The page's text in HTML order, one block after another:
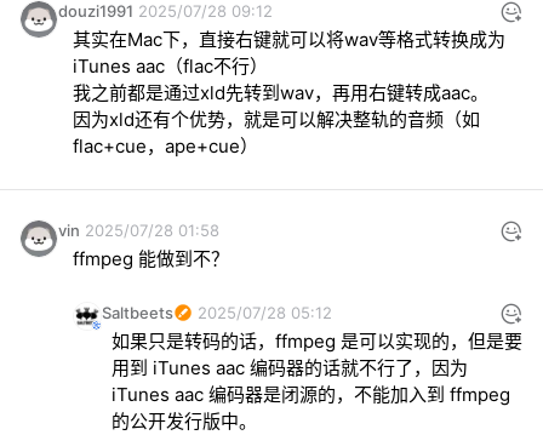
douzi1991 2025/07/28 09:12
其实在Mac下，直接右键就可以将wav等格式转换成为
iTunes aac（flac不行）
我之前都是通过xld先转到wav，再用右键转成aac。
因为xld还有个优势，就是可以解决整轨的音频（如
flac+cue，ape+cue）
vin 2025/07/28 01:58
ffmpeg 能做到不？
Saltbeets 2025/07/28 05:12
如果只是转码的话，ffmpeg 是可以实现的，但是要
用到 iTunes aac 编码器的话就不行了，因为
iTunes aac 编码器是闭源的，不能加入到 ffmpeg
的公开发行版中。